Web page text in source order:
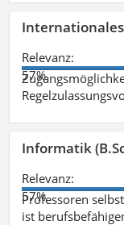
Relevanz:
57%
Informatik
Relevanz:
57%
Professoren
ist